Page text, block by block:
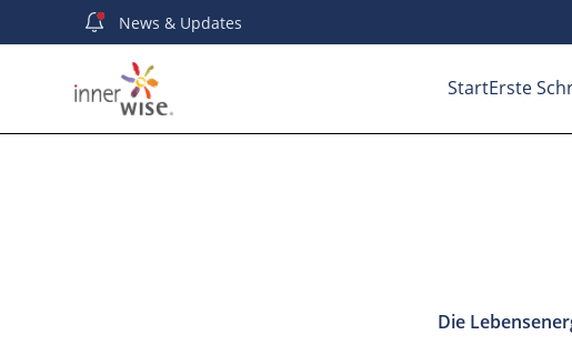
News & Updates
StartErste
Die